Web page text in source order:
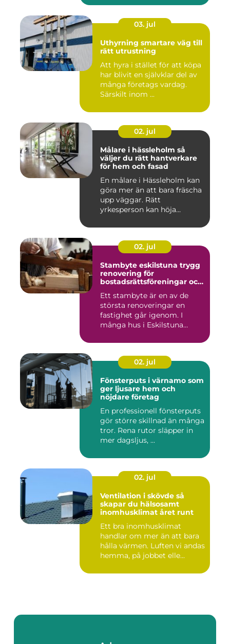
03. jul
Uthyrning smartare väg till
rätt utrustning
Att hyra i stället för att köpa
har blivit en självklar del av
många företags vardag.
Särskilt inom ...
02. jul
Målare i hässleholm så
väljer du rätt hantverkare
för hem och fasad
En målare i Hässleholm kan
göra mer än att bara fräscha
upp väggar. Rätt
yrkesperson kan höja
02. jul
Stambyte eskilstuna trygg
renovering för
bostadsrättsföreningar och
Ett stambyte är en av de
största renoveringar en
fastighet går igenom. I
många hus i Eskilstuna
02. jul
Fönsterputs i värnamo som
ger ljusare hem och
nöjdare företag
En professionell fönsterputs
gör större skillnad än många
tror. Rena rutor släpper in
mer dagsljus, ...
02. jul
Ventilation i skövde så
skapar du hälsosamt
inomhusklimat året runt
Ett bra inomhusklimat
handlar om mer än att bara
hålla värmen. Luften vi andas
hemma, på jobbet elle...